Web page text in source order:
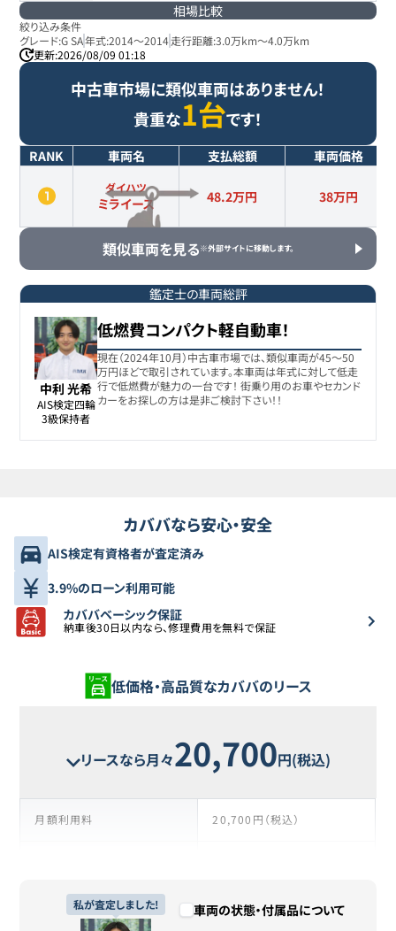
相場比較
絞り込み条件
グレード:G SA年式:2014～2014走行距離:3.0万km～4.0万km
更新:2026/08/09 01:18
中古車市場に類似車両はありません！
貴重な1台です！
RANK 車両名 支払総額 車両価格
ダイハツ
ミライース 48.2万円 38万円
類似車両を見る※外部サイトに移動します。
鑑定士の車両総評
中利 光希
AIS検定四輪
3級保持者
低燃費コンパクト軽自動車！
現在（2024年10月）中古車市場では、類似車両が45〜50
万円ほどで取引されています。本車両は年式に対して低走
行で低燃費が魅力の一台です！ 街乗り用のお車やセカンド
カーをお探しの方は是非ご検討下さい！！
カババなら安心・安全
AIS検定有資格者が査定済み
3.9%のローン利用可能
カババベーシック保証
納車後30日以内なら、修理費用を無料で保証
低価格・高品質なカババのリース
リースなら月々20,700円(税込)
月額利用料 20,700円（税込）
リース期間 3年1ヶ月
私が査定しました!
車両の状態・付属品について